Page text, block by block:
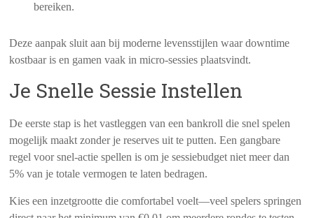
bereiken.
Deze aanpak sluit aan bij moderne levensstijlen waar downtime
kostbaar is en gamen vaak in micro‑sessies plaatsvindt.
Je Snelle Sessie Instellen
De eerste stap is het vastleggen van een bankroll die snel spelen
mogelijk maakt zonder je reserves uit te putten. Een gangbare
regel voor snel‑actie spellen is om je sessiebudget niet meer dan
5% van je totale vermogen te laten bedragen.
Kies een inzetgrootte die comfortabel voelt—veel spelers springen